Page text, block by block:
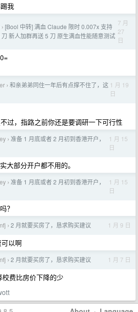
我
› [Bool 中转] 满血 Claude 限时 0.007x 支持
新人加群再送 5 刀 原生满血性能随意测试
7 月
27
日
› 和亲弟弟同住一年后有点撑不住了，这 1 月 19
日
过，指路之前你还是要调研一下可行性
› 准备 1 月底或者 2 月初到香港开户，
1 月 15
日
大部分开户都不用的。
› 准备 1 月底或者 2 月初到香港开户，
1 月 15
日
？
› 2 月就要买房了，恳求购买建议 1 月 9 日
以啊
› 2 月就要买房了，恳求购买建议 1 月 7 日
费比房价下降的少